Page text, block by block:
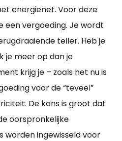
energienet. Voor deze
vergoeding. Je wordt
teller. Heb je
je meer op dan je
krijg je – zoals het nu is
voor de “teveel”
De kans is groot dat
oorspronkelijke
worden ingewisseld voor